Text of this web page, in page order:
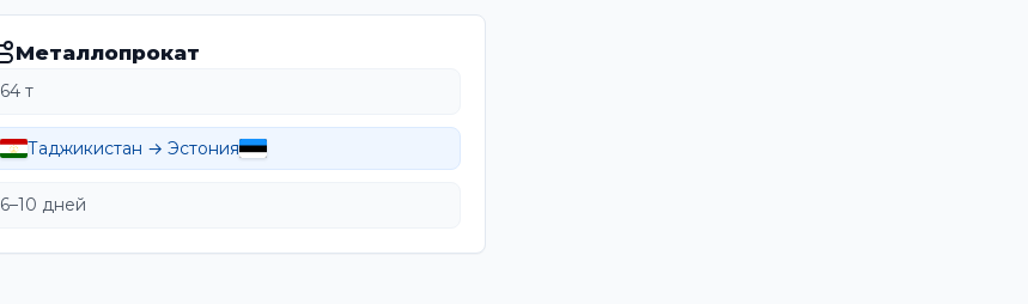
Металлопрокат
64 т
Таджикистан → Эстония
6–10 дней